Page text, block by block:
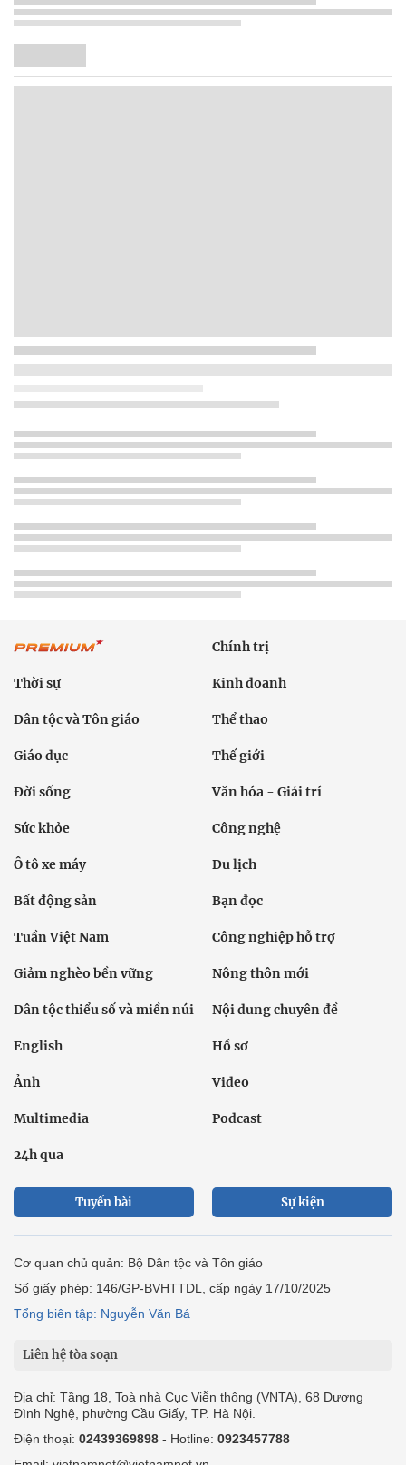
Chính trị
Thời sự Kinh doanh
Dân tộc và Tôn giáo Thể thao
Giáo dục Thế giới
Đời sống Văn hóa - Giải trí
Sức khỏe Công nghệ
Ô tô xe máy Du lịch
Bất động sản Bạn đọc
Tuần Việt Nam Công nghiệp hỗ trợ
Giảm nghèo bền vững Nông thôn mới
Dân tộc thiểu số và miền núi Nội dung chuyên đề
English Hồ sơ
Ảnh Video
Multimedia Podcast
24h qua
Tuyến bài Sự kiện
Cơ quan chủ quản: Bộ Dân tộc và Tôn giáo
Số giấy phép: 146/GP-BVHTTDL, cấp ngày 17/10/2025
Tổng biên tập: Nguyễn Văn Bá
Liên hệ tòa soạn
Địa chỉ: Tầng 18, Toà nhà Cục Viễn thông (VNTA), 68 Dương
Đình Nghệ, phường Cầu Giấy, TP. Hà Nội.
Điện thoại: 02439369898 - Hotline: 0923457788